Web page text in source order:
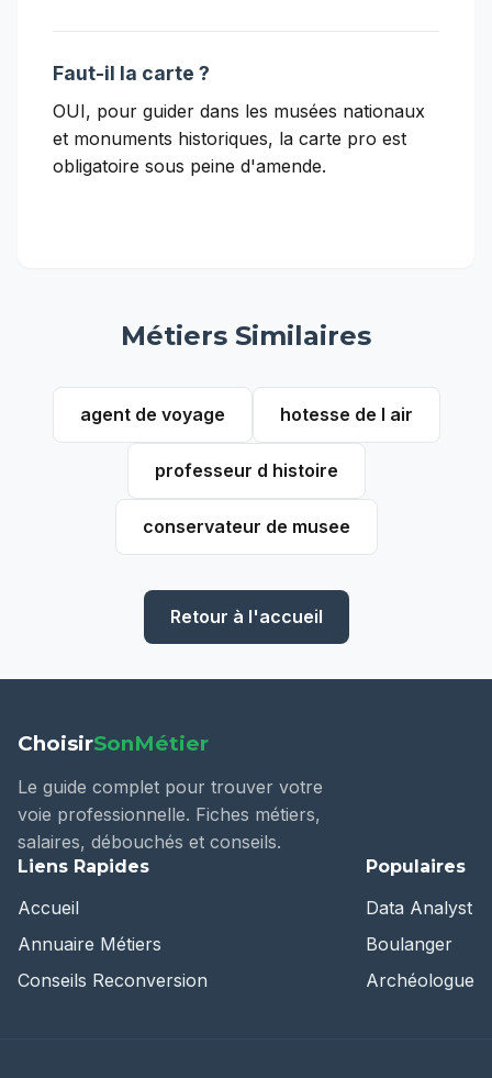
Faut-il la carte ?
OUI, pour guider dans les musées nationaux
et monuments historiques, la carte pro est
obligatoire sous peine d'amende.
Métiers Similaires
agent de voyage hotesse de l air
professeur d histoire
conservateur de musee
Retour à l'accueil
ChoisirSonMétier
Le guide complet pour trouver votre
voie professionnelle. Fiches métiers,
salaires, débouchés et conseils.
Liens Rapides
Accueil
Annuaire Métiers
Conseils Reconversion
Populaires
Data Analyst
Boulanger
Archéologue